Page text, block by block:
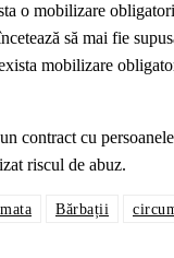
o mobilizare
să mai fie
mobilizare
contract cu
riscul de abuz.
Bărbații